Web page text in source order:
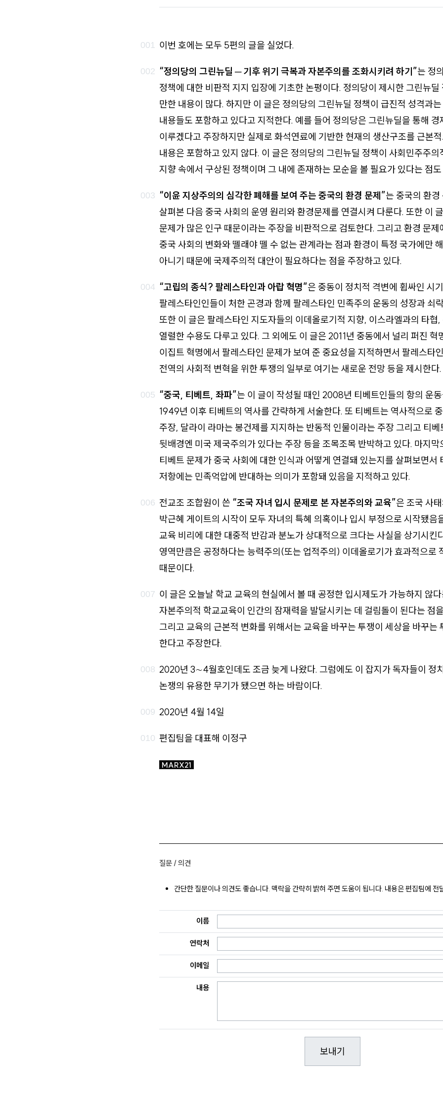
이번 호에는 모두 5편의 글을 실었다.
“정의당의 그린뉴딜 ─ 기후 위기 극복과 자본주의를 조화시키려 하기”는 정
정책에 대한 비판적 지지 입장에 기초한 논평이다. 정의당이 제시한 그린뉴
만한 내용이 많다. 하지만 이 글은 정의당의 그린뉴딜 정책이 급진적 성격과
내용들도 포함하고 있다고 지적한다. 예를 들어 정의당은 그린뉴딜을 통해 경
이루겠다고 주장하지만 실제로 화석연료에 기반한 현재의 생산구조를 근본
내용은 포함하고 있지 않다. 이 글은 정의당의 그린뉴딜 정책이 사회민주주의
지향 속에서 구상된 정책이며 그 내에 존재하는 모순을 볼 필요가 있다는 점
“이윤 지상주의의 심각한 폐해를 보여 주는 중국의 환경 문제”는 중국의 환
살펴본 다음 중국 사회의 운영 원리와 환경문제를 연결시켜 다룬다. 또한 이
문제가 많은 인구 때문이라는 주장을 비판적으로 검토한다. 그리고 환경 문제
중국 사회의 변화와 뗄래야 뗄 수 없는 관계라는 점과 환경이 특정 국가에만
아니기 때문에 국제주의적 대안이 필요하다는 점을 주장하고 있다.
“고립의 종식? 팔레스타인과 아랍 혁명”은 중동이 정치적 격변에 휩싸인 시
팔레스타인인들이 처한 곤경과 함께 팔레스타인 민족주의 운동의 성장과 쇠
또한 이 글은 팔레스타인 지도자들의 이데올로기적 지향, 이스라엘과의 타협,
열렬한 수용도 다루고 있다. 그 외에도 이 글은 2011년 중동에서 널리 퍼진 혁
이집트 혁명에서 팔레스타인 문제가 보여 준 중요성을 지적하면서 팔레스타
전역의 사회적 변혁을 위한 투쟁의 일부로 여기는 새로운 전망 등을 제시한다.
“중국, 티베트, 좌파”는 이 글이 작성될 때인 2008년 티베트인들의 항의 운
1949년 이후 티베트의 역사를 간략하게 서술한다. 또 티베트는 역사적으로
주장, 달라이 라마는 봉건제를 지지하는 반동적 인물이라는 주장 그리고 티베
뒷배경엔 미국 제국주의가 있다는 주장 등을 조목조목 반박하고 있다. 마지막
티베트 문제가 중국 사회에 대한 인식과 어떻게 연결돼 있는지를 살펴보면서
저항에는 민족억압에 반대하는 의미가 포함돼 있음을 지적하고 있다.
전교조 조합원이 쓴 “조국 자녀 입시 문제로 본 자본주의와 교육”은 조국 사
박근혜 게이트의 시작이 모두 자녀의 특혜 의혹이나 입시 부정으로 시작됐음
교육 비리에 대한 대중적 반감과 분노가 상대적으로 크다는 사실을 상기시킨
영역만큼은 공정하다는 능력주의(또는 업적주의) 이데올로기가 효과적으로
때문이다.
이 글은 오늘날 학교 교육의 현실에서 볼 때 공정한 입시제도가 가능하지 않
자본주의적 학교교육이 인간의 잠재력을 발달시키는 데 걸림돌이 된다는 점
그리고 교육의 근본적 변화를 위해서는 교육을 바꾸는 투쟁이 세상을 바꾸는
한다고 주장한다.
2020년 3∼4월호인데도 조금 늦게 나왔다. 그럼에도 이 잡지가 독자들이 정
논쟁의 유용한 무기가 됐으면 하는 바람이다.
2020년 4월 14일
편집팀을 대표해 이정구
MARX21
질문 / 의견
간단한 질문이나 의견도 좋습니다. 맥락을 간략히 밝혀 주면 도움이 됩니다. 내용은 편집팀에 전
이름
연락처
이메일
내용